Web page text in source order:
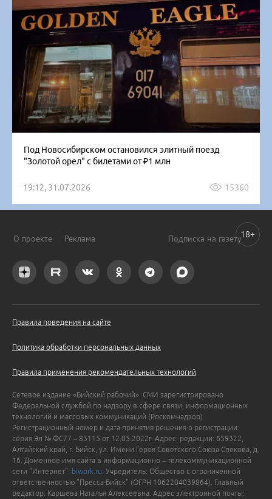
Под Новосибирском остановился элитный поезд
"Золотой орел" с билетами от ₽1 млн
19:12, 31.07.2026 15360
О проекте Реклама Подписка на газету
Правила поведения на сайте
Политика обработки персональных данных
Правила применения рекомендательных технологий
Сетевое издание «Бийский рабочий». СМИ зарегистрировано
Федеральной службой по надзору в сфере связи, информационных
технологий и массовых коммуникаций (Роскомнадзор).
Регистрационный номер и дата принятия решения о регистрации:
серия Эл № ФС77 – 83115 от 12.05.2022г. Адрес: редакции: 659322,
Алтайский край, г. Бийск, ул. Имени Героя Советского Союза Спекова, д.
16. Доменное имя сайта в информационно – телекоммуникационной
сети "Интернет": biwork.ru . Учредитель: Общество с ограниченной
ответственностью "Пресса-Бийск" (ОГРН 1062204039864). Главный
редактор: Каршева Наталья Алексеевна. Адрес электронной почты:
18+